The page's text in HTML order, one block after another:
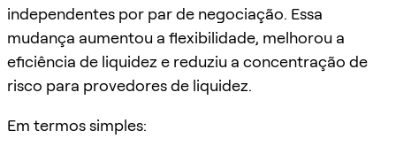
independentes por par de negociação. Essa
mudança aumentou a flexibilidade, melhorou a
eficiência de liquidez e reduziu a concentração de
risco para provedores de liquidez.
Em termos simples: